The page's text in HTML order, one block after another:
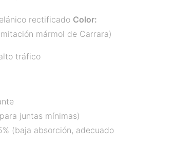
rectificado Color:
mármol de Carrara)
tráfico
juntas mínimas)
(baja absorción, adecuado